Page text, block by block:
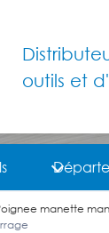
outils et
manette